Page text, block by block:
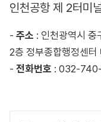
인천공항 제 2터미
- 주소 : 인천광역시
2층 정부종합행정센터
- 전화번호 : 032-